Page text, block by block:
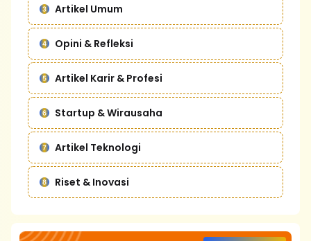
Artikel Umum
Opini & Refleksi
Artikel Karir & Profesi
Startup & Wirausaha
Artikel Teknologi
Riset & Inovasi